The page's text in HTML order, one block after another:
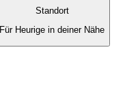
Standort
Für Heurige in deiner Nähe